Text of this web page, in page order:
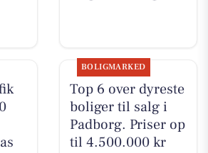
BOLIGMARKED
Top 6 over dyreste
boliger til salg i
Padborg. Priser op
til 4.500.000 kr